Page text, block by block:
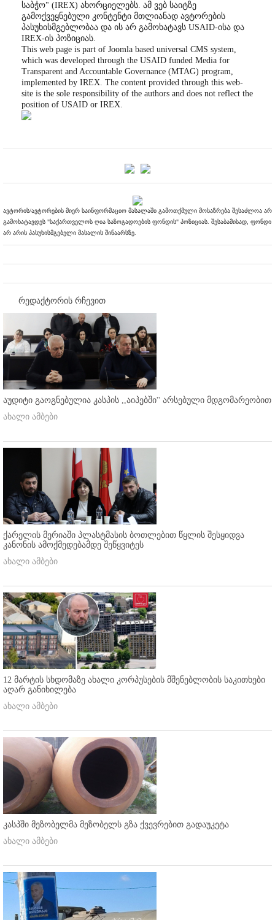
საბჭო" (IREX) ახორციელებს. ამ ვებ საიტზე
გამოქვეყნებული კონტენტი მთლიანად ავტორების
პასუხისმგებლობაა და ის არ გამოხატავს USAID-ისა და
IREX-ის პოზიციას.
This web page is part of Joomla based universal CMS system,
which was developed through the USAID funded Media for
Transparent and Accountable Governance (MTAG) program,
implemented by IREX. The content provided through this web-
site is the sole responsibility of the authors and does not reflect the
position of USAID or IREX.
ავტორის/ავტორების მიერ საინფორმაციო მასალაში გამოთქმული მოსაზრება შესაძლოა არ
გამოხატავდეს "საქართველოს ღია საზოგადოების ფონდის" პოზიციას. შესაბამისად, ფონდი
არ არის პასუხისმგებელი მასალის შინაარსზე.
რედაქტორის რჩევით
აუდიტი გაოგნებულია კასპის ,,აიპებში'' არსებული მდგომარეობით
ახალი ამბები
ქარელის მერიაში პლასტმასის ბოთლებით წყლის შესყიდვა
კანონის ამოქმედებამდე შეწყვიტეს
ახალი ამბები
12 მარტის სხდომაზე ახალი კორპუსების მშენებლობის საკითხები
აღარ განიხილება
ახალი ამბები
კასპში მეზობელმა მეზობელს გზა ქვევრებით გადაუკეტა
ახალი ამბები